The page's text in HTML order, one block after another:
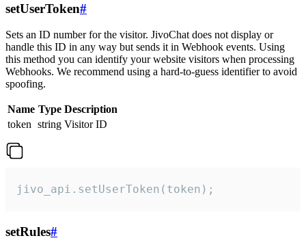
setUserToken#
Sets an ID number for the visitor. JivoChat does not display or
handle this ID in any way but sends it in Webhook events. Using
this method you can identify your website visitors when processing
Webhooks. We recommend using a hard-to-guess identifier to avoid
spoofing.
Name Type Description
token string Visitor ID
jivo_api.setUserToken(token);
setRules#